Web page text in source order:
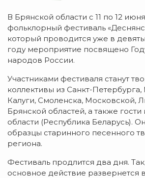
В Брянской области с 11 по 12
фольклорный фестиваль
который проводится уже в
году мероприятие посвящено
народов России.
Участниками фестиваля станут
коллективы из Санкт-
Калуги, Смоленска, Московской,
Брянской областей, а также
области (Республика Беларусь).
образцы старинного песенного
региона.
Фестиваль продлится два дня.
основное действие развернется